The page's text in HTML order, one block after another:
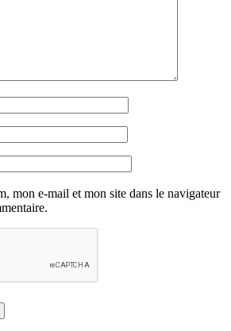
mon e-mail et mon site dans le navigateur